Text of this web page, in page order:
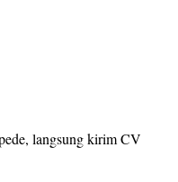
langsung kirim CV